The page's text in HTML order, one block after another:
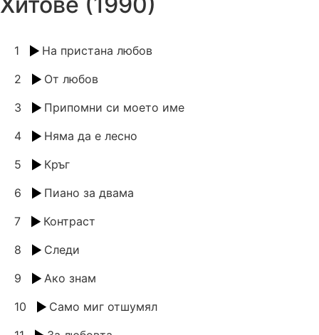
1
На пристана любов
2
От любов
3
Припомни си моето име
4
Няма да е лесно
5
Кръг
6
Пиано за двама
7
Контраст
8
Следи
9
Ако знам
10
Само миг отшумял